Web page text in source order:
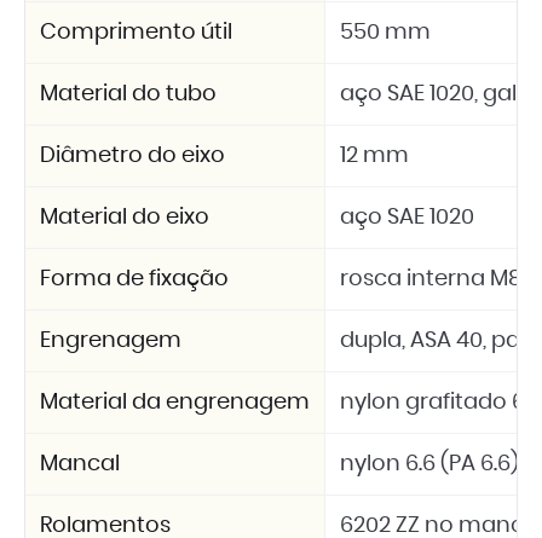
Comprimento útil 550 mm
Material do tubo aço SAE 1020,
Diâmetro do eixo 12 mm
Material do eixo aço SAE 1020
Forma de fixação rosca interna M8
Engrenagem dupla, ASA 40,
Material da engrenagem nylon grafitado 6.6
Mancal nylon 6.6 (PA 6.6)
Rolamentos 6202 ZZ no